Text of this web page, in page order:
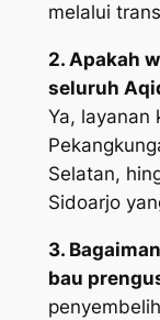
melalui
2. Apakah
seluruh
Ya, layanan
Selatan,
Sidoarjo
3.
bau